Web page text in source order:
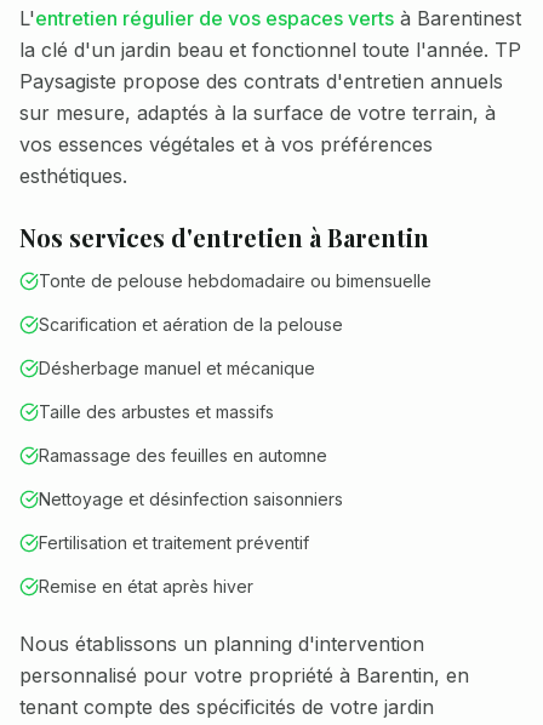
L'entretien régulier de vos espaces verts à Barentinest
la clé d'un jardin beau et fonctionnel toute l'année. TP
Paysagiste propose des contrats d'entretien annuels
sur mesure, adaptés à la surface de votre terrain, à
vos essences végétales et à vos préférences
esthétiques.
Nos services d'entretien à Barentin
Tonte de pelouse hebdomadaire ou bimensuelle
Scarification et aération de la pelouse
Désherbage manuel et mécanique
Taille des arbustes et massifs
Ramassage des feuilles en automne
Nettoyage et désinfection saisonniers
Fertilisation et traitement préventif
Remise en état après hiver
Nous établissons un planning d'intervention
personnalisé pour votre propriété à Barentin, en
tenant compte des spécificités de votre jardin